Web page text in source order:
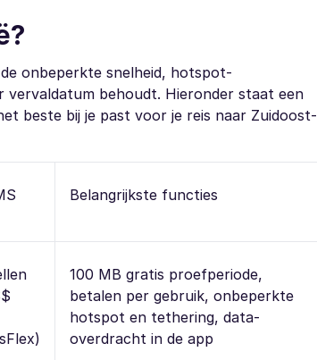
onbeperkte snelheid, hotspot-
vervaldatum behoudt. Hieronder staat een
beste bij je past voor je reis naar Zuidoost-
Belangrijkste functies
100 MB gratis proefperiode,
betalen per gebruik, onbeperkte
hotspot en tethering, data-
overdracht in de app